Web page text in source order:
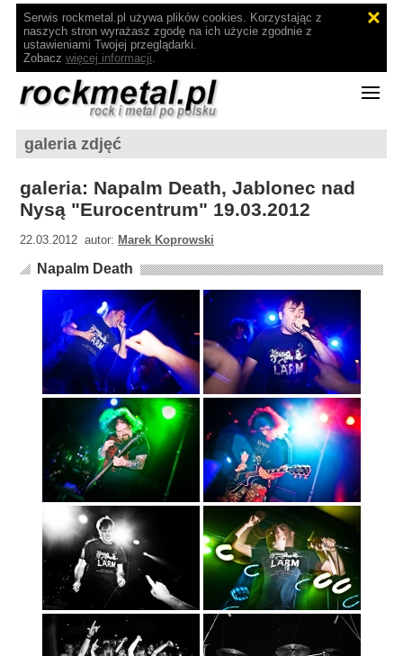
Serwis rockmetal.pl używa plików cookies. Korzystając z
naszych stron wyrażasz zgodę na ich użycie zgodnie z
ustawieniami Twojej przeglądarki.
Zobacz więcej informacji.
galeria zdjęć
galeria: Napalm Death, Jablonec nad
Nysą "Eurocentrum" 19.03.2012
22.03.2012 autor: Marek Koprowski
Napalm Death